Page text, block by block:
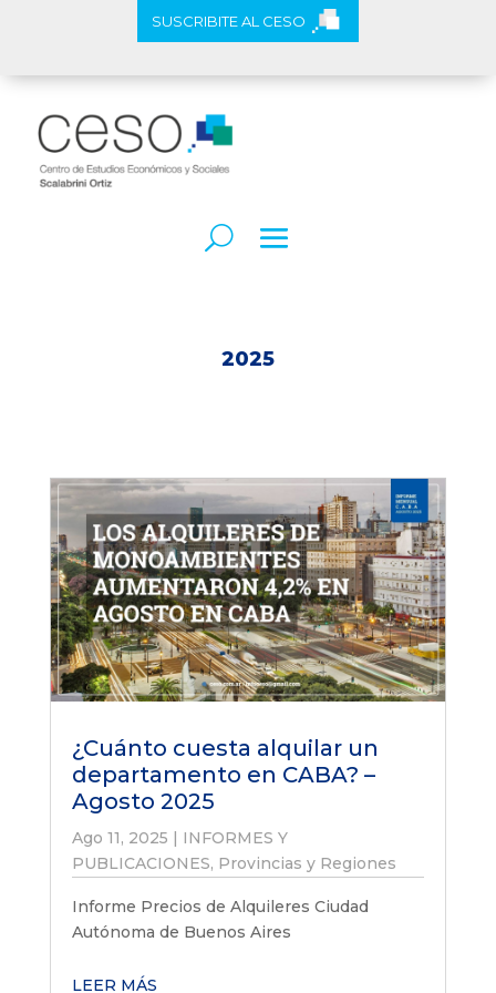
SUSCRIBITE AL CESO
2025
¿Cuánto cuesta alquilar un
departamento en CABA? –
Agosto 2025
Ago 11, 2025 | INFORMES Y
PUBLICACIONES, Provincias y Regiones
Informe Precios de Alquileres Ciudad
Autónoma de Buenos Aires
LEER MÁS